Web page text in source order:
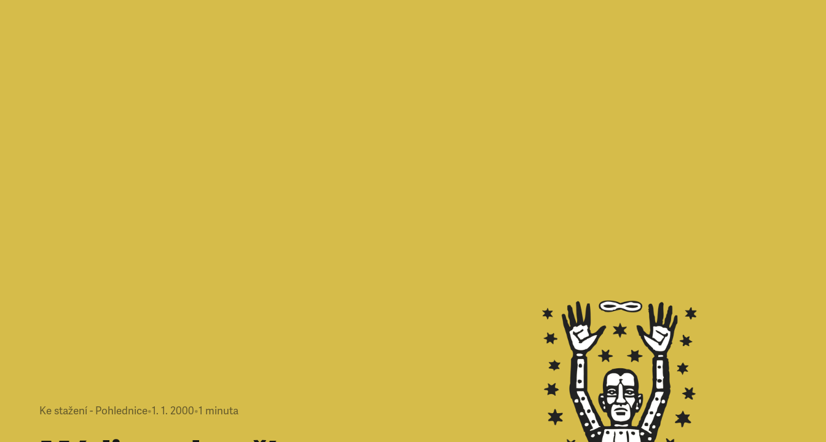
Ke stažení - Pohlednice•1. 1. 2000•1 minuta